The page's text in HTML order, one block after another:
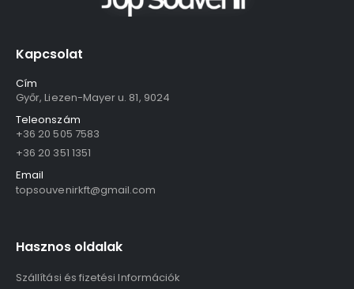
Kapcsolat
Cím
Győr, Liezen-Mayer u. 81, 9024
Teleonszám
+36 20 505 7583
+36 20 351 1351
Email
topsouvenirkft@gmail.com
Hasznos oldalak
Szállítási és fizetési Információk